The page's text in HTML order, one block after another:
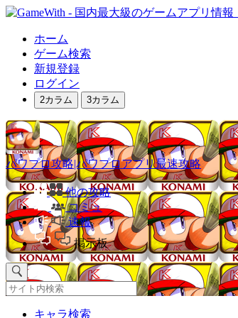
ホーム
ゲーム検索
新規登録
ログイン
2カラム 3カラム
パワプロ攻略|パワプロアプリ最速攻略
他の攻略
コミュ
速報
掲示板
キャラ検索